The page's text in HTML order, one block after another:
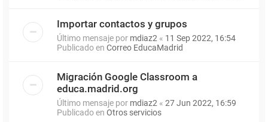
Importar contactos y grupos
Último mensaje por mdiaz2 « 11 Sep 2022, 16:54
Publicado en Correo EducaMadrid
Migración Google Classroom a
educa.madrid.org
Último mensaje por mdiaz2 « 27 Jun 2022, 16:59
Publicado en Otros servicios